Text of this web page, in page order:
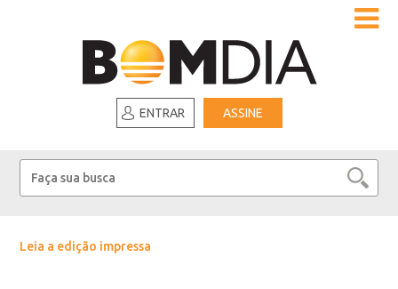
ENTRAR ASSINE
Leia a edição impressa